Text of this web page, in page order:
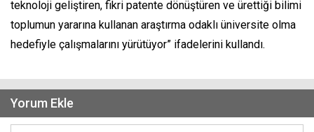
teknoloji geliştiren, fikri patente dönüştüren ve ürettiği bilimi
toplumun yararına kullanan araştırma odaklı üniversite olma
hedefiyle çalışmalarını yürütüyor” ifadelerini kullandı.
Yorum Ekle